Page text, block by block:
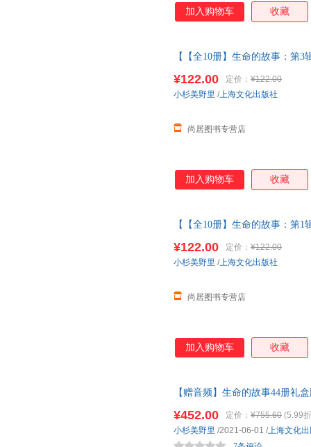
加入购物车 收藏
【【全10册】生命的故事：第
¥122.00 定价： ¥122.00
尚居图书专营店
小杉美野里 /上海文化出版社
加入购物车 收藏
【【全10册】生命的故事：第
¥122.00 定价： ¥122.00
尚居图书专营店
小杉美野里 /上海文化出版社
加入购物车 收藏
【赠音频】生命的故事44册礼
¥452.00 定价： ¥755.60 (5.99
小杉美野里 /2021-06-01 /上海文化